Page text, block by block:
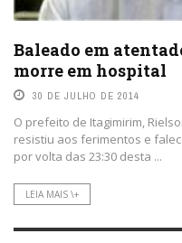
Baleado em
morre em hospital
30 DE JULHO DE 2014
O prefeito de Itagimirim,
resistiu aos ferimentos e
por volta das 23:30 desta ...
LEIA MAIS \+